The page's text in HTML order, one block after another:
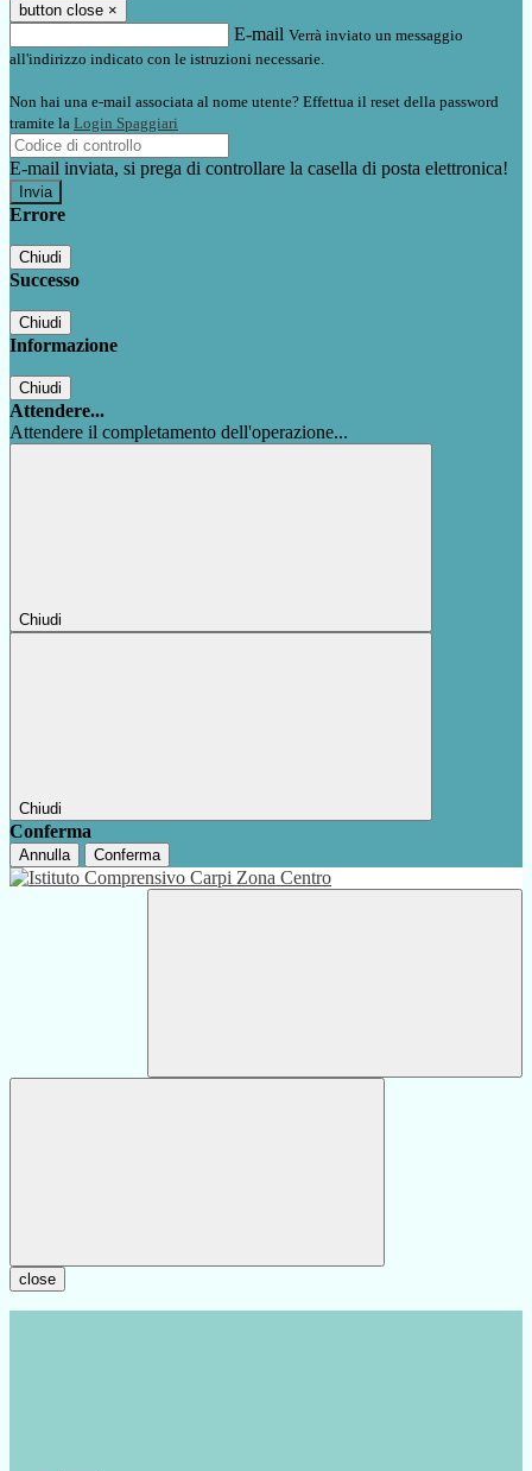
button close ×
E-mail Verrà inviato un messaggio
all'indirizzo indicato con le istruzioni necessarie.
Non hai una e-mail associata al nome utente? Effettua il reset della password
tramite la Login Spaggiari
E-mail inviata, si prega di controllare la casella di posta elettronica!
Errore
Chiudi
Successo
Chiudi
Informazione
Chiudi
Attendere...
Attendere il completamento dell'operazione...
Chiudi
Chiudi
Conferma
Annulla Conferma
close